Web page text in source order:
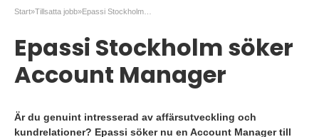
Start»Tillsatta jobb»
Epassi Stockholm söker
Account Manager
Är du genuint intresserad av affärsutveckling och
kundrelationer? Epassi söker nu en Account Manager till